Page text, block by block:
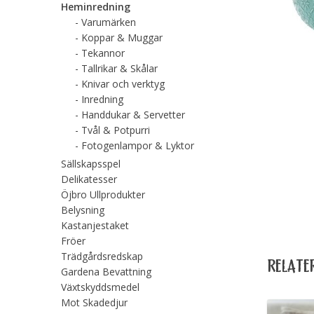
Heminredning
Varumärken
Koppar & Muggar
Tekannor
Tallrikar & Skålar
Knivar och verktyg
Inredning
Handdukar & Servetter
Tvål & Potpurri
Fotogenlampor & Lyktor
Sällskapsspel
Delikatesser
Öjbro Ullprodukter
Belysning
Kastanjestaket
Fröer
Trädgårdsredskap
Gardena Bevattning
Växtskyddsmedel
Mot Skadedjur